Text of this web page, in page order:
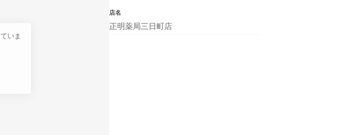
いま
店名
正明薬局三日町店